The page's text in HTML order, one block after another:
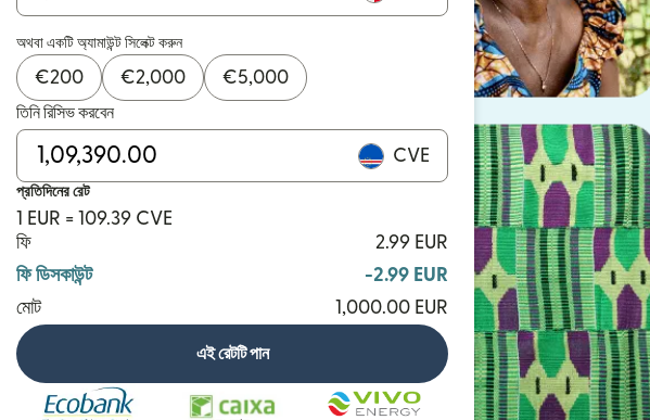
অথবা একটি অ্যামাউন্ট সিলেক্ট করুন
€200 €2,000 €5,000
তিনি রিসিভ করবেন
CVE
প্রতিদিনের রেট
1 EUR = 109.39 CVE
ফি
2.99 EUR
ফি ডিসকাউন্ট
-2.99 EUR
মোট
1,000.00 EUR
এই রেটটি পান